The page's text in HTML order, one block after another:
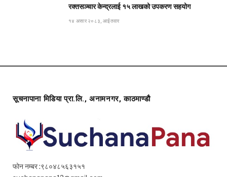
रक्तसञ्चार केन्द्रलाई १५ लाखको उपकरण सहयोग
१४ असार २०८३, आईतवार
सूचनापाना मिडिया प्रा.लि., अनामनगर, काठमाण्डौ
फोन नम्बर :९८०४८५६३१५१